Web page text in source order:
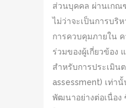
ส่วนบุคคล ผ่านเก
ไม่ว่าจะเป็นการบริ
การควบคุมภายใน
ร่วมของผู้เกี่ยวข้อง
สำหรับการประเมิน
assessment) เท่า
พัฒนาอย่างต่อเนื่อง